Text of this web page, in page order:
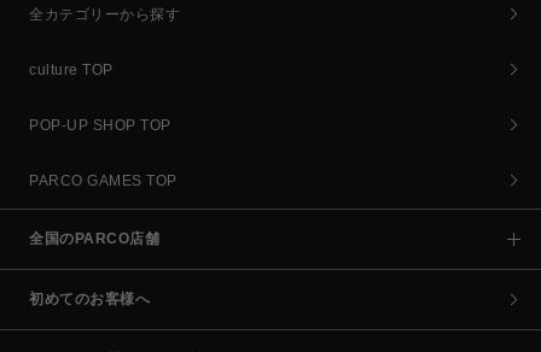
全カテゴリーから探す
culture TOP
POP-UP SHOP TOP
PARCO GAMES TOP
全国のPARCO店舗
初めてのお客様へ